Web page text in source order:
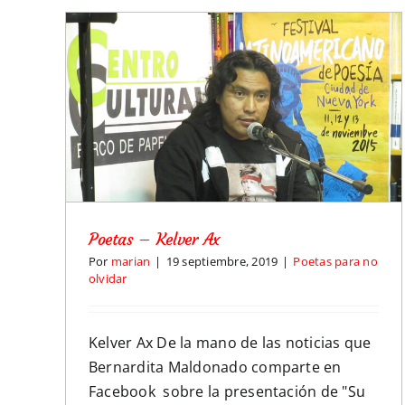
Poetas – Kelver Ax
Por marian | 19 septiembre, 2019 | Poetas para no
olvidar
Kelver Ax De la mano de las noticias que
Bernardita Maldonado comparte en
Facebook sobre la presentación de "Su